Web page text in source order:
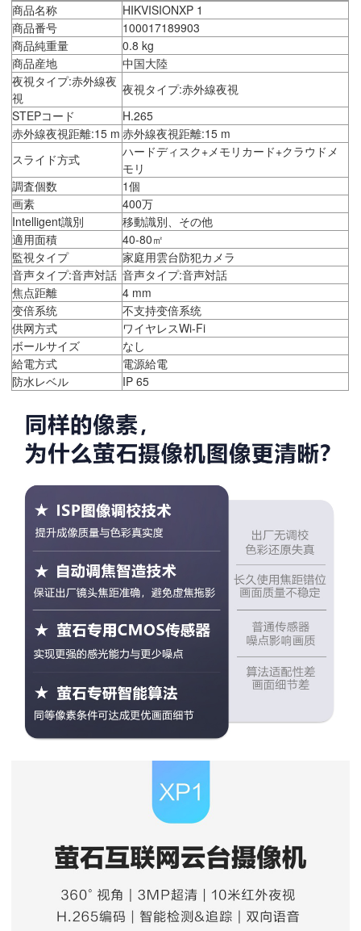
商品名称
HIKVISIONXP 1
商品番号
100017189903
商品純重量
0.8 kg
商品産地
中国大陸
夜視タイプ:赤外線夜
視
夜視タイプ:赤外線夜視
STEPコード
H.265
赤外線夜視距離:15 m 赤外線夜視距離:15 m
スライド方式
ハードディスク+メモリカード+クラウドメ
モリ
調査個数
1個
画素
400万
Intelligent識別
移動識別、その他
適用面積
40-80㎡
監視タイプ
家庭用雲台防犯カメラ
音声タイプ:音声対話 音声タイプ:音声対話
焦点距離
4 mm
变倍系统
不支持变倍系统
供网方式
ワイヤレスWi-Fi
ボールサイズ
なし
給電方式
電源給電
防水レベル
IP 65